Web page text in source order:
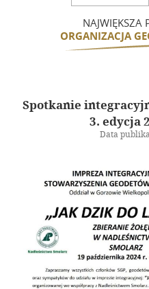
NAJWIĘKSZA
ORGANIZACJA
Instytucje
Ośrodki
Organizacje
Spotkanie
3. edycja
Data